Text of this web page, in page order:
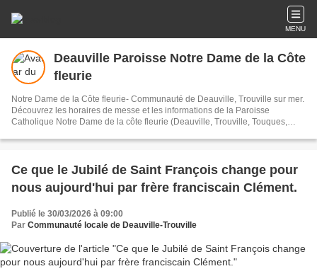
MENU
Deauville Paroisse Notre Dame de la Côte
fleurie
Notre Dame de la Côte fleurie- Communauté de Deauville, Trouville sur mer.
Découvrez les horaires de messe et les informations de la Paroisse
Catholique Notre Dame de la côte fleurie (Deauville, Trouville, Touques,
Ce que le Jubilé de Saint François change pour
nous aujourd'hui par frère franciscain Clément.
Publié le 30/03/2026 à 09:00
Par Communauté locale de Deauville-Trouville